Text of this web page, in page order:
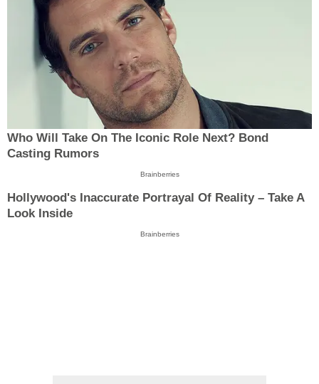
Who Will Take On The Iconic Role Next? Bond
Casting Rumors
Brainberries
Hollywood's Inaccurate Portrayal Of Reality – Take A
Look Inside
Brainberries